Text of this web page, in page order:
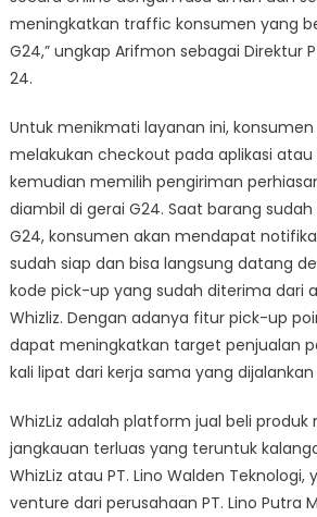
meningkatkan traffic konsumen yang
G24,” ungkap Arifmon sebagai Direktur
24.
Untuk menikmati layanan ini,
melakukan checkout pada aplikasi atau
kemudian memilih pengiriman
diambil di gerai G24. Saat barang
G24, konsumen akan mendapat
sudah siap dan bisa langsung datang
kode pick-up yang sudah diterima dari
Whizliz. Dengan adanya fitur pick-up
dapat meningkatkan target penjualan
kali lipat dari kerja sama yang
WhizLiz adalah platform jual beli
jangkauan terluas yang teruntuk
WhizLiz atau PT. Lino Walden
venture dari perusahaan PT. Lino Putra